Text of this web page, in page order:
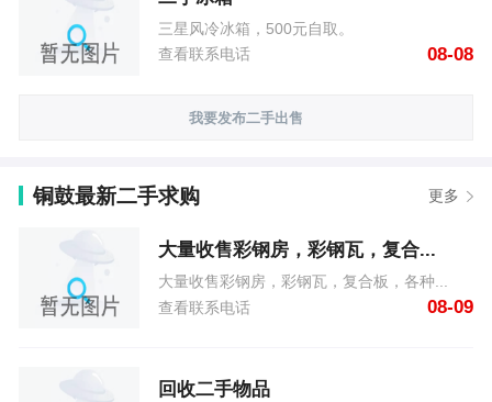
三星风冷冰箱，500元自取。
查看联系电话
08-08
我要发布二手出售
铜鼓最新二手求购 更多
大量收售彩钢房，彩钢瓦，复合...
大量收售彩钢房，彩钢瓦，复合板，各种...
查看联系电话
08-09
回收二手物品